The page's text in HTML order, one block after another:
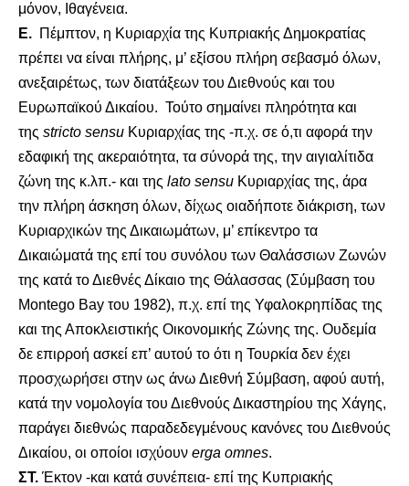
μόνον, Ιθαγένεια.
Ε. Πέμπτον, η Κυριαρχία της Κυπριακής Δημοκρατίας
πρέπει να είναι πλήρης, μ’ εξίσου πλήρη σεβασμό όλων,
ανεξαιρέτως, των διατάξεων του Διεθνούς και του
Ευρωπαϊκού Δικαίου. Τούτο σημαίνει πληρότητα και
της stricto sensu Κυριαρχίας της -π.χ. σε ό,τι αφορά την
εδαφική της ακεραιότητα, τα σύνορά της, την αιγιαλίτιδα
ζώνη της κ.λπ.- και της lato sensu Κυριαρχίας της, άρα
την πλήρη άσκηση όλων, δίχως οιαδήποτε διάκριση, των
Κυριαρχικών της Δικαιωμάτων, μ’ επίκεντρο τα
Δικαιώματά της επί του συνόλου των Θαλάσσιων Ζωνών
της κατά το Διεθνές Δίκαιο της Θάλασσας (Σύμβαση του
Montego Bay του 1982), π.χ. επί της Υφαλοκρηπίδας της
και της Αποκλειστικής Οικονομικής Ζώνης της. Ουδεμία
δε επιρροή ασκεί επ’ αυτού το ότι η Τουρκία δεν έχει
προσχωρήσει στην ως άνω Διεθνή Σύμβαση, αφού αυτή,
κατά την νομολογία του Διεθνούς Δικαστηρίου της Χάγης,
παράγει διεθνώς παραδεδεγμένους κανόνες του Διεθνούς
Δικαίου, οι οποίοι ισχύουν erga omnes.
ΣΤ. Έκτον -και κατά συνέπεια- επί της Κυπριακής